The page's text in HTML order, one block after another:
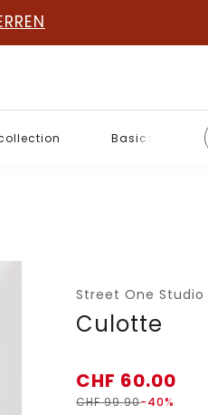
Basics
Street One Studio
Culotte
CHF 60.00
CHF99.90-40%